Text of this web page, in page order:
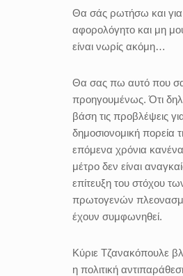
Θα σάς ρωτήσω και για
αφορολόγητο και μη μού
είναι νωρίς ακόμη…
Θα σας πω αυτό που
προηγουμένως. Ότι
βάση τις προβλέψεις
δημοσιονομική πορεία
επόμενα χρόνια
μέτρο δεν είναι
επίτευξη του στόχου
πρωτογενών
έχουν συμφωνηθεί.
Κύριε Τζανακόπουλε
η πολιτική